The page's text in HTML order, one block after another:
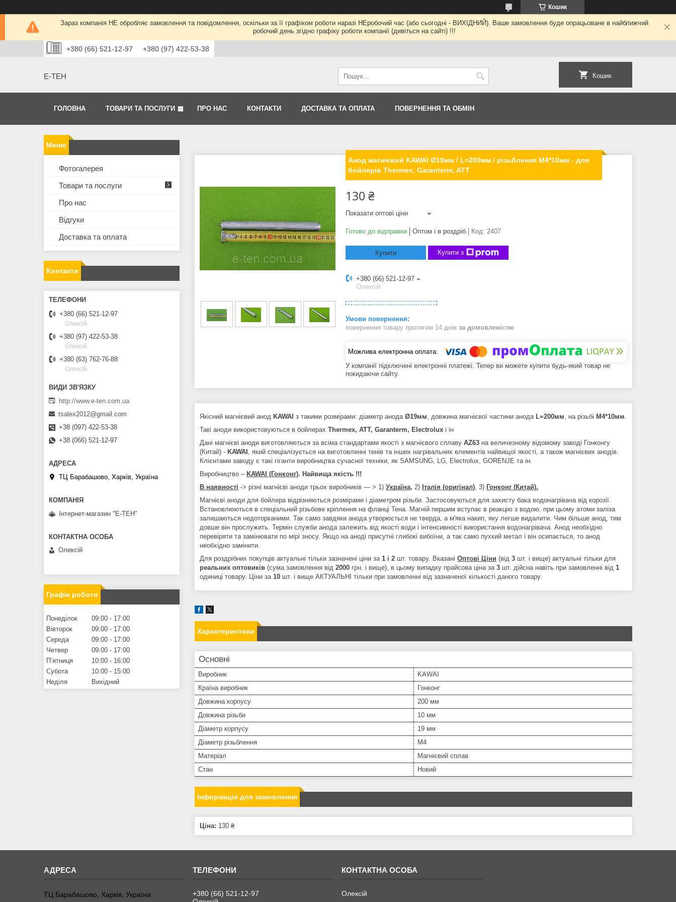
Кошик
Зараз компанія НЕ обробляє замовлення та повідомлення, оскільки за її графіком роботи наразі НЕробочий час (або сьогодні - ВИХІДНИЙ). Ваше замовлення буде опрацьоване в найближчий
робочий день згідно графіку роботи компанії (дивіться на сайті) !!!
+380 (66) 521-12-97 +380 (97) 422-53-38
Е-ТЕН Кошик
ГОЛОВНА ТОВАРИ ТА ПОСЛУГИ ПРО НАС КОНТАКТИ ДОСТАВКА ТА ОПЛАТА ПОВЕРНЕННЯ ТА ОБМІН
Анод магнієвий KAWAI Ø19мм / L=200мм / різьблення M4*10мм - для
бойлерів Thermex, Garanterm, ATT
130 ₴
Показати оптові ціни
Готово до відправки Оптом і в роздріб Код: 2407
Купити Купити з
+380 (66) 521-12-97
Олексій
повернення товару протягом 14 днів за домовленістю
У компанії підключені електронні платежі. Тепер ви можете купити будь-який товар не
покидаючи сайту.
Якісний магнієвий анод KAWAI з такими розмірами: діаметр анода Ø19мм , довжина магнієвої частини анода L=200мм , на різьбі М4*10мм
Такі аноди використовуються в бойлерах Thermex, ATT, Garanterm, Electrolux і ін
Дані магнієві аноди виготовляються за всіма стандартами якості з магнієвого сплаву AZ63 на величезному відомому заводі Гонконгу
(Китай) - KAWAI
, який спеціалізується на виготовленні тенів та інших нагрівальних елементів найвищої якості, а також магнієвих анодів.
Клієнтами заводу є такі гіганти виробництва сучасної техніки, як SAMSUNG, LG, Electrolux, GORENJE та ін.
Виробництво – KAWAI (Гонконг). Найвища якість !!!
В наявності -> різні магнієві аноди трьох виробників ― > 1) Україна, 2) Італія (оригінал) , 3) Гонконг (Китай).
Магнієві аноди для бойлера відрізняються розмірами і діаметром різьби. Застосовуються для захисту бака водонагрівача від корозії.
Встановлюються в спеціальний різьбове кріплення на фланці Тена. Магній першим вступає в реакцію з водою, при цьому атоми заліза
залишаються недоторканими. Так само завдяки анода утворюється не тверда, а м'яка накип, яку легше видалити. Чим більше анод, тим
довше він прослужить. Термін служби анода залежить від якості води і інтенсивності використання водонагрівача. Анод необхідно
перевіряти та замінювати по мірі зносу. Якщо на аноді присутні глибокі вибоїни, а так само пухкий метал і він осипається, то анод
необхідно замінити.
Для роздрібних покупців актуальні тільки зазначені ціни за 1 і 2 шт. товару. Вказані Оптові Ціни (від 3 шт. і вище) актуальні тільки для
реальних оптовиків (сума замовлення від 2000 грн. і вище), в цьому випадку прайсова ціна за 3 шт. дійсна навіть при замовленні від 1
одиниці товару. Ціни за 10 шт. і вище АКТУАЛЬНІ тільки при замовленні від зазначеної кількості даного товару.
Характеристики
Основні
Виробник
KAWAI
Країна виробник
Гонконг
Довжина корпусу
200 мм
Довжина різьби
10 мм
Діаметр корпусу
19 мм
Діаметр різьблення
М4
Матеріал
Магнієвий сплав
Стан
Новий
Інформація для замовлення
Ціна: 130 ₴
Фотогалерея
Товари та послуги
Про нас
Відгуки
Доставка та оплата
Контакти
+380 (66) 521-12-97
Олексій
+380 (97) 422-53-38
Олексій
+380 (63) 762-76-88
Олексій
http://www.e-ten.com.ua
tsalex2012@gmail.com
+38 (097) 422-53-38
+38 (066) 521-12-97
ТЦ Барабашово, Харків, Україна
Інтернет-магазин "Е-ТЕН"
Олексій
Графік роботи
Понеділок 09:00
17:00
Вівторок
09:00
17:00
Середа
09:00
17:00
Четвер
09:00
17:00
Пʼятниця
10:00
16:00
Субота
10:00
15:00
Неділя
Вихідний
ТЦ Барабашово, Харків, Україна
+380 (66) 521-12-97
Олексій